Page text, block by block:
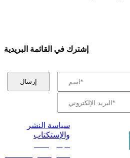
إشترك في القائمة البريدية
سياسة النشر
والإستكتاب